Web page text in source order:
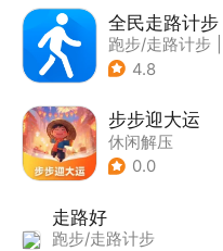
全民走路计步
跑步/走路计步
4.8
步步迎大运
休闲解压
0.0
走路好
跑步/走路计步